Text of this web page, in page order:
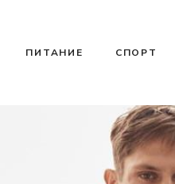
ПИТАНИЕ СПОРТ